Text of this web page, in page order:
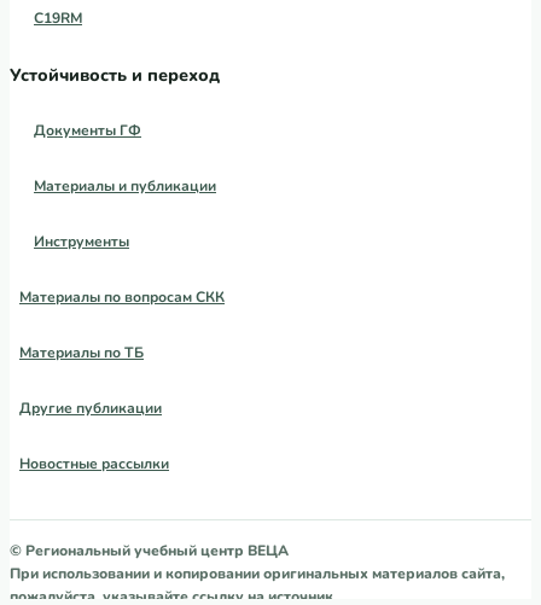
C19RM
Устойчивость и переход
Документы ГФ
Материалы и публикации
Инструменты
Материалы по вопросам СКК
Материалы по ТБ
Другие публикации
Новостные рассылки
© Региональный учебный центр ВЕЦА
При использовании и копировании оригинальных материалов сайта,
пожалуйста, указывайте ссылку на источник.